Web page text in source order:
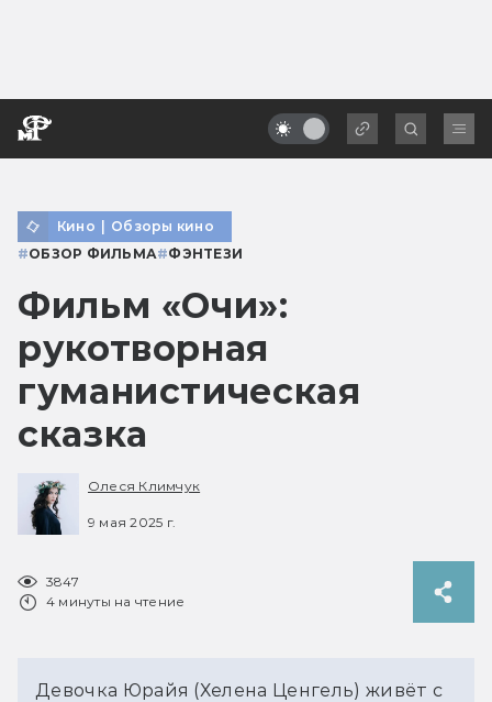
Кино | Обзоры кино
#ОБЗОР ФИЛЬМА#ФЭНТЕЗИ
Фильм «Очи»:
рукотворная
гуманистическая
сказка
Олеся Климчук
9 мая 2025 г.
3847
4 минуты на чтение
Девочка Юрайя (Хелена Ценгель) живёт с